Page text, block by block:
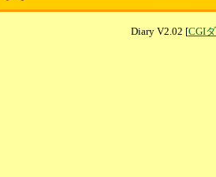
Diary V2.02 [CGI